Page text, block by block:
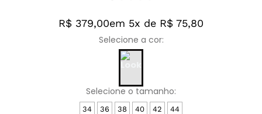
R$ 379,00em 5x de R$ 75,80
34 36 38 40 42 44